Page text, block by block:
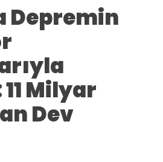
Depremin
Milyar
Dev